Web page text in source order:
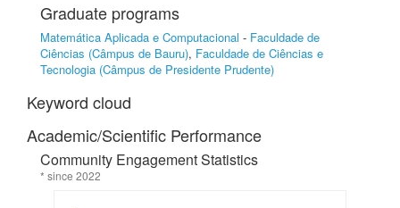
Graduate programs
Matemática Aplicada e Computacional - Faculdade de
Ciências (Câmpus de Bauru), Faculdade de Ciências e
Tecnologia (Câmpus de Presidente Prudente)
Keyword cloud
Academic/Scientific Performance
Community Engagement Statistics
* since 2022